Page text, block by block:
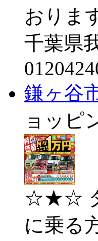
おりま
千葉県
鎌ヶ谷
ョッピ
☆★☆ タ
に乗る